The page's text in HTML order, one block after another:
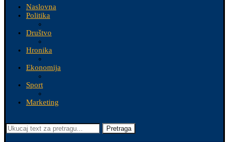
Naslovna
Politika
Društvo
Hronika
Ekonomija
Sport
Marketing
Pretraga